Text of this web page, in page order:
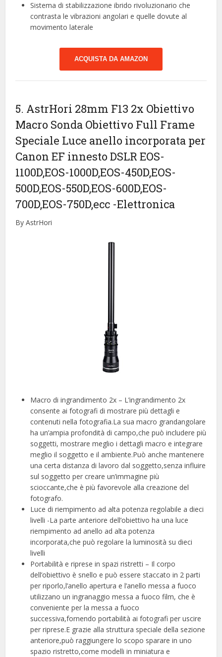
Sistema di stabilizzazione ibrido rivoluzionario che
contrasta le vibrazioni angolari e quelle dovute al
movimento laterale
ACQUISTA DA AMAZON
5. AstrHori 28mm F13 2x Obiettivo
Macro Sonda Obiettivo Full Frame
Speciale Luce anello incorporata per
Canon EF innesto DSLR EOS-
1100D,EOS-1000D,EOS-450D,EOS-
500D,EOS-550D,EOS-600D,EOS-
700D,EOS-750D,ecc -Elettronica
By AstrHori
Macro di ingrandimento 2x – L’ingrandimento 2x
consente ai fotografi di mostrare più dettagli e
contenuti nella fotografia.La sua macro grandangolare
ha un’ampia profondità di campo,che può includere più
soggetti, mostrare meglio i dettagli macro e integrare
meglio il soggetto e il ambiente.Può anche mantenere
una certa distanza di lavoro dal soggetto,senza influire
sul soggetto per creare un’immagine più
scioccante,che è più favorevole alla creazione del
fotografo.
Luce di riempimento ad alta potenza regolabile a dieci
livelli -La parte anteriore dell’obiettivo ha una luce
riempimento ad anello ad alta potenza
incorporata,che può regolare la luminosità su dieci
livelli
Portabilità e riprese in spazi ristretti – Il corpo
dell’obiettivo è snello e può essere staccato in 2 parti
per riporlo,l’anello apertura e l’anello messa a fuoco
utilizzano un ingranaggio messa a fuoco film, che è
conveniente per la messa a fuoco
successiva,fornendo portabilità ai fotografi per uscire
per riprese.E grazie alla struttura speciale della sezione
anteriore,può raggiungere lo scopo sparare in uno
spazio ristretto,come modelli in miniatura e